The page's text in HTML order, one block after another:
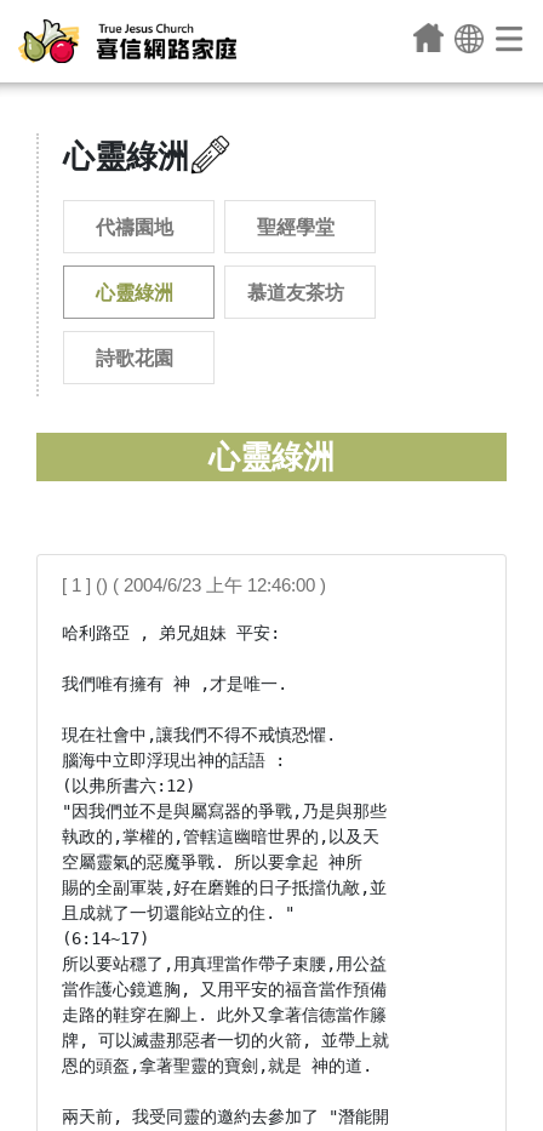
心靈綠洲
代禱園地 聖經學堂
心靈綠洲 慕道友茶坊
詩歌花園
心靈綠洲
[ 1 ] () ( 2004/6/23 上午 12:46:00 )
哈利路亞 , 弟兄姐妹 平安:
我們唯有擁有 神 ,才是唯一.
現在社會中,讓我們不得不戒慎恐懼.
腦海中立即浮現出神的話語 :
(以弗所書六:12)
"因我們並不是與屬寫器的爭戰,乃是與那些
執政的,掌權的,管轄這幽暗世界的,以及天
空屬靈氣的惡魔爭戰. 所以要拿起 神所
賜的全副軍裝,好在磨難的日子抵擋仇敵,並
且成就了一切還能站立的住. "
(6:14~17)
所以要站穩了,用真理當作帶子束腰,用公益
當作護心鏡遮胸, 又用平安的福音當作預備
走路的鞋穿在腳上. 此外又拿著信德當作籐
牌, 可以滅盡那惡者一切的火箭, 並帶上就
恩的頭盔,拿著聖靈的寶劍,就是 神的道.
兩天前, 我受同靈的邀約去參加了 "潛能開